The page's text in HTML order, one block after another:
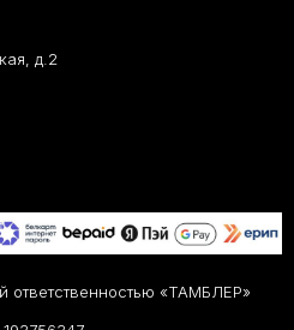
д.2
ответственностью «ТАМБЛЕР»